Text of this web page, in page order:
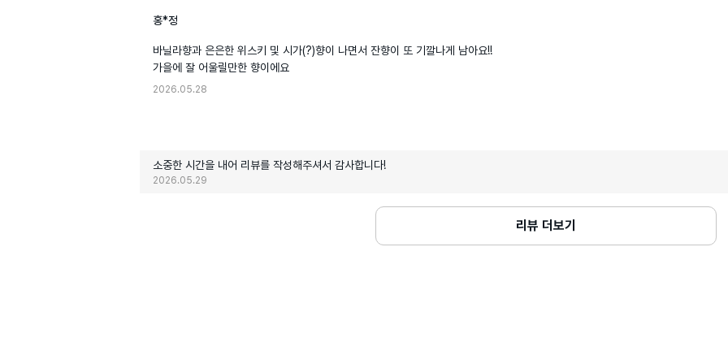
홍*정
바닐라향과 은은한 위스키 및 시가(?)향이 나면서 잔향이 또 기깔나게 남아요!!
가을에 잘 어울릴만한 향이에요
2026.05.28
소중한 시간을 내어 리뷰를 작성해주셔서 감사합니다!
2026.05.29
리뷰 더보기